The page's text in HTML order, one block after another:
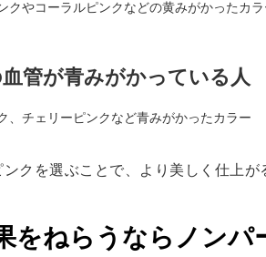
クやコーラルピンクなどの黄みがかったカ
管が青みがかっている人
、チェリーピンクなど青みがかったカラー
クを選ぶことで、より美しく仕上が
をねらうならノンパ